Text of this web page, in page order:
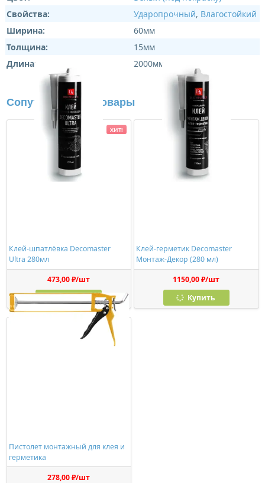
Свойства:
Ударопрочный, Влагостойкий
Ширина:
60мм
Толщина:
15мм
Длина:
2000мм
Сопутствующие товары
Клей-шпатлёвка Decomaster
Ultra 280мл
473,00 ₽/шт
Купить
ХИТ!
Клей-герметик Decomaster
Монтаж-Декор (280 мл)
1150,00 ₽/шт
Купить
Пистолет монтажный для клея и
герметика
278,00 ₽/шт